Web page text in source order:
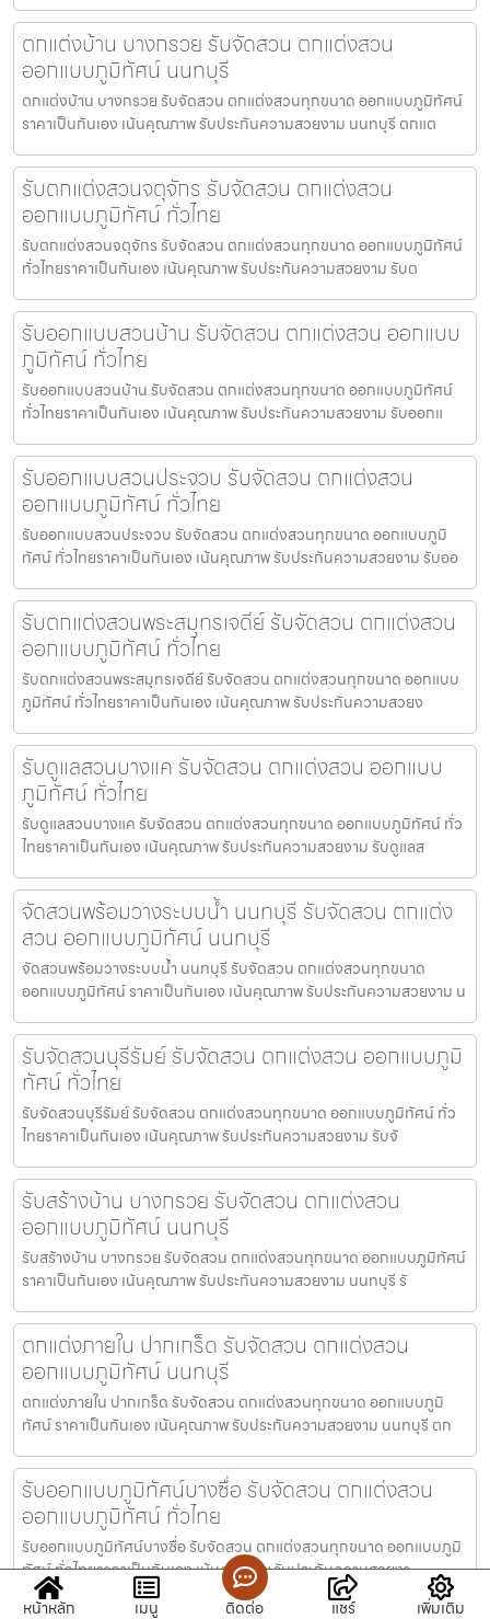
ตกแต่งบ้าน บางกรวย รับจัดสวน ตกแต่งสวน
ออกแบบภูมิทัศน์ นนทบุรี
ตกแต่งบ้าน บางกรวย รับจัดสวน ตกแต่งสวนทุกขนาด ออกแบบภูมิทัศน์
ราคาเป็นกันเอง เน้นคุณภาพ รับประกันความสวยงาม นนทบุรี ตกแต
รับตกแต่งสวนจตุจักร รับจัดสวน ตกแต่งสวน
ออกแบบภูมิทัศน์ ทั่วไทย
รับตกแต่งสวนจตุจักร รับจัดสวน ตกแต่งสวนทุกขนาด ออกแบบภูมิทัศน์
ทั่วไทยราคาเป็นกันเอง เน้นคุณภาพ รับประกันความสวยงาม รับต
รับออกแบบสวนบ้าน รับจัดสวน ตกแต่งสวน ออกแบบ
ภูมิทัศน์ ทั่วไทย
รับออกแบบสวนบ้าน รับจัดสวน ตกแต่งสวนทุกขนาด ออกแบบภูมิทัศน์
ทั่วไทยราคาเป็นกันเอง เน้นคุณภาพ รับประกันความสวยงาม รับออกแ
รับออกแบบสวนประจวบ รับจัดสวน ตกแต่งสวน
ออกแบบภูมิทัศน์ ทั่วไทย
รับออกแบบสวนประจวบ รับจัดสวน ตกแต่งสวนทุกขนาด ออกแบบภูมิ
ทัศน์ ทั่วไทยราคาเป็นกันเอง เน้นคุณภาพ รับประกันความสวยงาม รับออ
รับตกแต่งสวนพระสมุทรเจดีย์ รับจัดสวน ตกแต่งสวน
ออกแบบภูมิทัศน์ ทั่วไทย
รับตกแต่งสวนพระสมุทรเจดีย์ รับจัดสวน ตกแต่งสวนทุกขนาด ออกแบบ
ภูมิทัศน์ ทั่วไทยราคาเป็นกันเอง เน้นคุณภาพ รับประกันความสวยง
รับดูแลสวนบางแค รับจัดสวน ตกแต่งสวน ออกแบบ
ภูมิทัศน์ ทั่วไทย
รับดูแลสวนบางแค รับจัดสวน ตกแต่งสวนทุกขนาด ออกแบบภูมิทัศน์ ทั่ว
ไทยราคาเป็นกันเอง เน้นคุณภาพ รับประกันความสวยงาม รับดูแลส
จัดสวนพร้อมวางระบบน้ำ นนทบุรี รับจัดสวน ตกแต่ง
สวน ออกแบบภูมิทัศน์ นนทบุรี
จัดสวนพร้อมวางระบบน้ำ นนทบุรี รับจัดสวน ตกแต่งสวนทุกขนาด
ออกแบบภูมิทัศน์ ราคาเป็นกันเอง เน้นคุณภาพ รับประกันความสวยงาม น
รับจัดสวนบุรีรัมย์ รับจัดสวน ตกแต่งสวน ออกแบบภูมิ
ทัศน์ ทั่วไทย
รับจัดสวนบุรีรัมย์ รับจัดสวน ตกแต่งสวนทุกขนาด ออกแบบภูมิทัศน์ ทั่ว
ไทยราคาเป็นกันเอง เน้นคุณภาพ รับประกันความสวยงาม รับจั
รับสร้างบ้าน บางกรวย รับจัดสวน ตกแต่งสวน
ออกแบบภูมิทัศน์ นนทบุรี
รับสร้างบ้าน บางกรวย รับจัดสวน ตกแต่งสวนทุกขนาด ออกแบบภูมิทัศน์
ราคาเป็นกันเอง เน้นคุณภาพ รับประกันความสวยงาม นนทบุรี รั
ตกแต่งภายใน ปากเกร็ด รับจัดสวน ตกแต่งสวน
ออกแบบภูมิทัศน์ นนทบุรี
ตกแต่งภายใน ปากเกร็ด รับจัดสวน ตกแต่งสวนทุกขนาด ออกแบบภูมิ
ทัศน์ ราคาเป็นกันเอง เน้นคุณภาพ รับประกันความสวยงาม นนทบุรี ตก
รับออกแบบภูมิทัศน์บางซื่อ รับจัดสวน ตกแต่งสวน
ออกแบบภูมิทัศน์ ทั่วไทย
รับออกแบบภูมิทัศน์บางซื่อ รับจัดสวน ตกแต่งสวนทุกขนาด ออกแบบภูมิ
ทัศน์ ทั่วไทยราคาเป็นกันเอง เน้นคุณภาพ รับประกันความสวยงา
หน้าหลัก เมนู ติดต่อ แชร์ เพิ่มเติม